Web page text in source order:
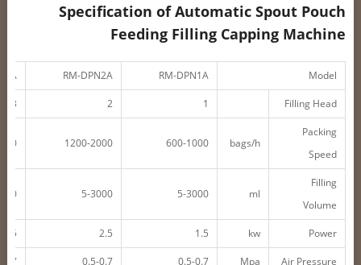
Specification of Automatic Spout Pouch
Feeding Filling Capping Machine
Model
RM-DPN1A
RM-DPN2A
Filling Head
1
2
3
Packing
Speed
bags/h
600-1000
1200-2000
Filling
Volume
ml
5-3000
5-3000
Power
kw
1.5
2.5
2.5
Air Pressure
Mpa
0.5-0.7
0.5-0.7
0.7